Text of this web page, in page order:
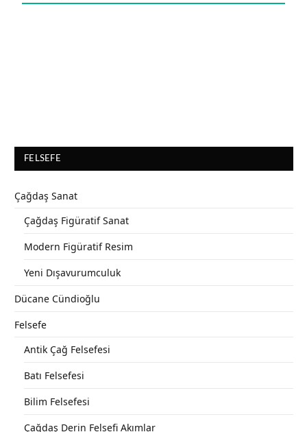
FELSEFE
Çağdaş Sanat
Çağdaş Figüratif Sanat
Modern Figüratif Resim
Yeni Dışavurumculuk
Dücane Cündioğlu
Felsefe
Antik Çağ Felsefesi
Batı Felsefesi
Bilim Felsefesi
Çağdaş Derin Felsefi Akımlar